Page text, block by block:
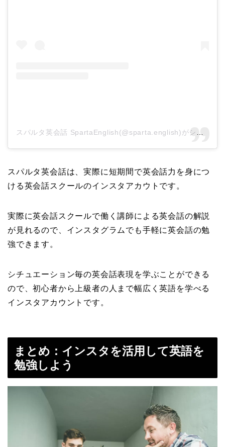
スパルタ英会話 SpartaEnglish(@sparta.english)がシェアした投稿
スパルタ英会話は、実際に短期間で英会話力を身につ
ける英会話スクールのインスタアカウトです。
実際に英会話スクールで働く講師による英会話の解説
が見れるので、インスタグラムでも手軽に英会話の勉
強できます。
シチュエーション毎の英会話表現を学ぶことができる
ので、初心者から上級者の人まで幅広く英語を学べる
インスタアカウントです。
まとめ：インスタを活用して英語を
勉強しよう